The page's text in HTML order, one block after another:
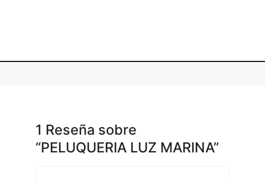
1 Reseña sobre
“PELUQUERIA LUZ MARINA”